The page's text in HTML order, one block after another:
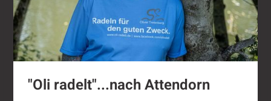
"Oli radelt"...nach Attendorn